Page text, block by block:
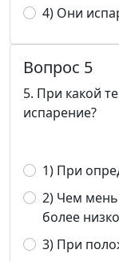
4) Они
Вопрос 5
5. При какой
испарение?
1) При
2) Чем
более
3) При